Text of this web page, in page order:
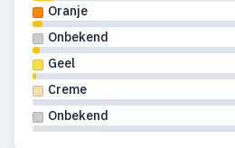
1986 356
1985
1984 219
Oranje
Onbekend
Geel
Creme
Onbekend